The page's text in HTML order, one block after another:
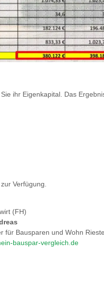
ihr Eigenkapital. Das
Verfügung.
(FH)
für Bausparen und Wohn
bauspar-vergleich.de